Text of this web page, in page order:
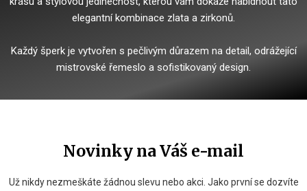
elegantní kombinace zlata a zirkonů.
Každý šperk je vytvořen s pečlivým důrazem na detail, odrážející
mistrovské řemeslo a sofistikovaný design.
Novinky na Váš e-mail
Už nikdy nezmeškáte žádnou slevu nebo akci. Jako první se dozvíte